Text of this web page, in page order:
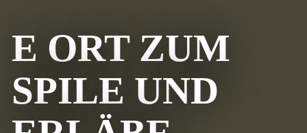
E ORT ZUM
SPILE UND